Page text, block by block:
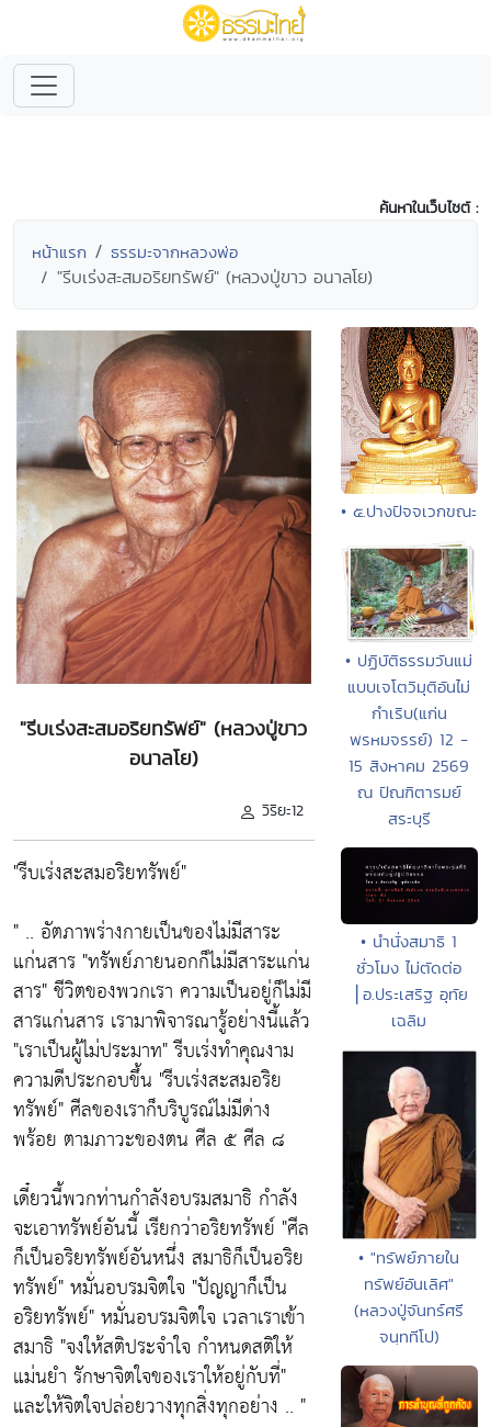
ค้นหาในเว็บไซต์ :
หน้าแรก ธรรมะจากหลวงพ่อ
"รีบเร่งสะสมอริยทรัพย์" (หลวงปู่ขาว อนาลโย)
"รีบเร่งสะสมอริยทรัพย์" (หลวงปู่ขาว
อนาลโย)
วิริยะ12
"รีบเร่งสะสมอริยทรัพย์"
" .. อัตภาพร่างกายเป็นของไม่มีสาระ
แก่นสาร "ทรัพย์ภายนอกก็ไม่มีสาระแก่น
สาร" ชีวิตของพวกเรา ความเป็นอยู่ก็ไม่มี
สารแก่นสาร เรามาพิจารณารู้อย่างนี้แล้ว
"เราเป็นผู้ไม่ประมาท" รีบเร่งทำคุณงาม
ความดีประกอบขึ้น "รีบเร่งสะสมอริย
ทรัพย์" ศีลของเราก็บริบูรณ์ไม่มีด่าง
พร้อย ตามภาวะของตน ศีล ๕ ศีล ๘
เดี๋ยวนี้พวกท่านกำลังอบรมสมาธิ กำลัง
จะเอาทรัพย์อันนี้ เรียกว่าอริยทรัพย์ "ศีล
ก็เป็นอริยทรัพย์อันหนึ่ง สมาธิก็เป็นอริย
ทรัพย์" หมั่นอบรมจิตใจ "ปัญญาก็เป็น
อริยทรัพย์" หมั่นอบรมจิตใจ เวลาเราเข้า
สมาธิ "จงให้สติประจำใจ กำหนดสติให้
แม่นยำ รักษาจิตใจของเราให้อยู่กับที่"
และให้จิตใจปล่อยวางทุกสิ่งทุกอย่าง .. "
• ๕.ปางปัจจเวกขณะ
• ปฏิบัติธรรมวันแม่
แบบเจโตวิมุติอันไม่
กำเริบ(แก่น
พรหมจรรย์) 12 -
15 สิงหาคม 2569
ณ ปัณฑิตารมย์
สระบุรี
• นำนั่งสมาธิ 1
ชั่วโมง ไม่ตัดต่อ
⎪อ.ประเสริฐ อุทัย
เฉลิม
• "ทรัพย์ภายใน
ทรัพย์อันเลิศ"
(หลวงปู่จันทร์ศรี
จนฺททีโป)